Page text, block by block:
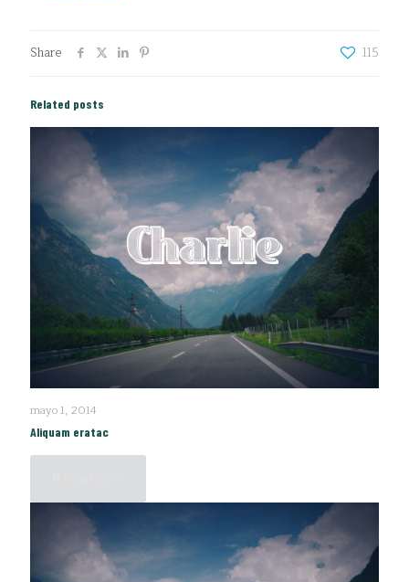
Share 115
Related posts
mayo 1, 2014
Aliquam eratac